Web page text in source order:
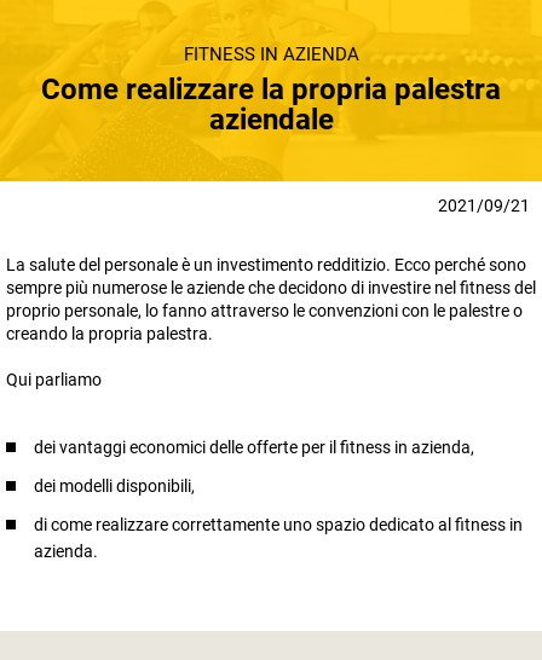
FITNESS IN AZIENDA
Come realizzare la propria palestra
aziendale
2021/09/21
La salute del personale è un investimento redditizio. Ecco perché sono
sempre più numerose le aziende che decidono di investire nel fitness del
proprio personale, lo fanno attraverso le convenzioni con le palestre o
creando la propria palestra.
Qui parliamo
dei vantaggi economici delle offerte per il fitness in azienda,
dei modelli disponibili,
di come realizzare correttamente uno spazio dedicato al fitness in
azienda.